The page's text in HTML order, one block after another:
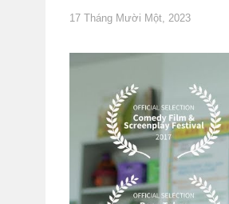
17 Tháng Mười Một, 2023